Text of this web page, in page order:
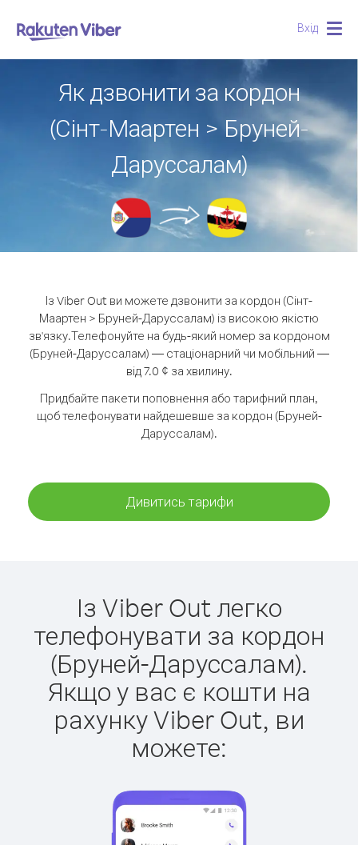
Вхід
Як дзвонити за кордон
(Сінт-Маартен > Бруней-
Даруссалам)
Із Viber Out ви можете дзвонити за кордон (Сінт-
Маартен > Бруней-Даруссалам) із високою якістю
зв'язку.Телефонуйте на будь-який номер за кордоном
(Бруней-Даруссалам) — стаціонарний чи мобільний —
від 7.0 ¢ за хвилину.
Придбайте пакети поповнення або тарифний план,
щоб телефонувати найдешевше за кордон (Бруней-
Даруссалам).
Дивитись тарифи
Із Viber Out легко
телефонувати за кордон
(Бруней-Даруссалам).
Якщо у вас є кошти на
рахунку Viber Out, ви
можете: